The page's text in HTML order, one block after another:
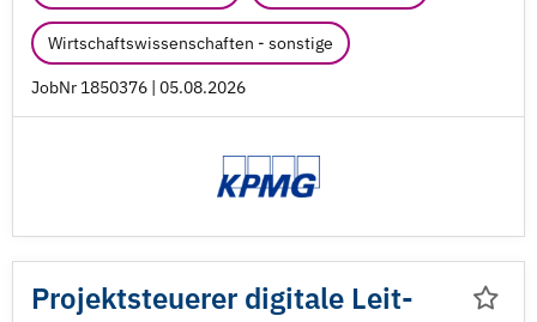
Wirtschaftswissenschaften - sonstige
JobNr 1850376 | 05.08.2026
Projektsteuerer digitale Leit-